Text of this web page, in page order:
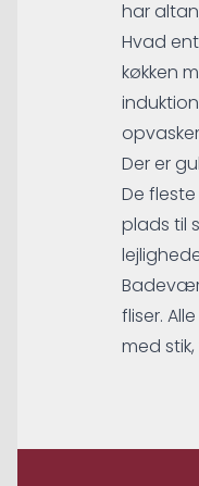
har
Hvad
køkken
Der er
De
plads til
fliser.
med